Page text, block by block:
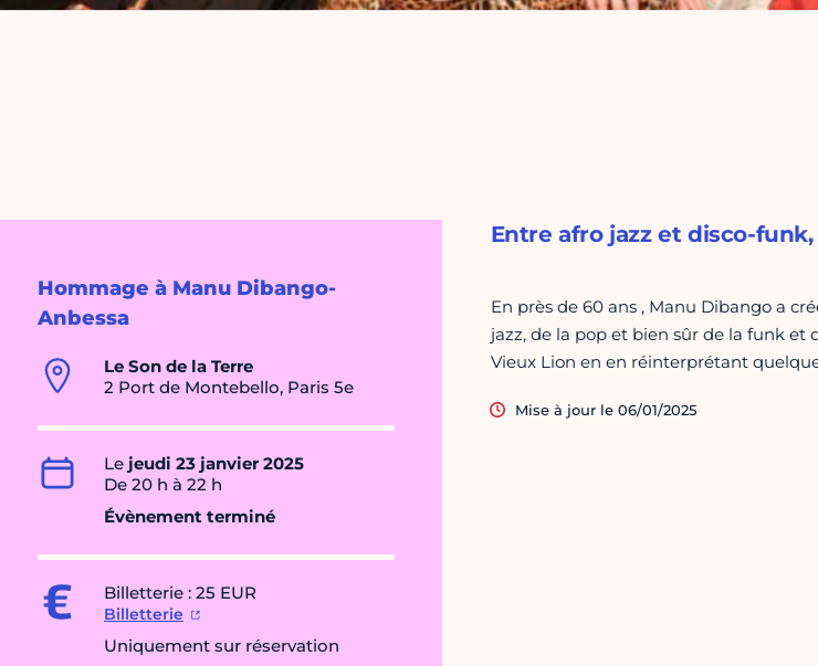
Hommage à Manu Dibango-
Anbessa
Le Son de la Terre
2 Port de Montebello, Paris 5e
Le jeudi 23 janvier 2025
De 20 h à 22 h
Évènement terminé
Billetterie : 25 EUR
Billetterie
Uniquement sur réservation
Entre afro jazz et disco-
En près de 60 ans , Manu Dibango a
jazz, de la pop et bien sûr de la funk et
Vieux Lion en en réinterprétant
Mise à jour le 06/01/2025